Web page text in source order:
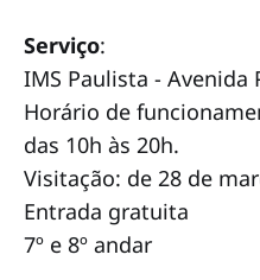
Serviço:
IMS Paulista - Avenida
Horário de
das 10h às 20h.
Visitação: de 28 de
Entrada gratuita
7º e 8º andar